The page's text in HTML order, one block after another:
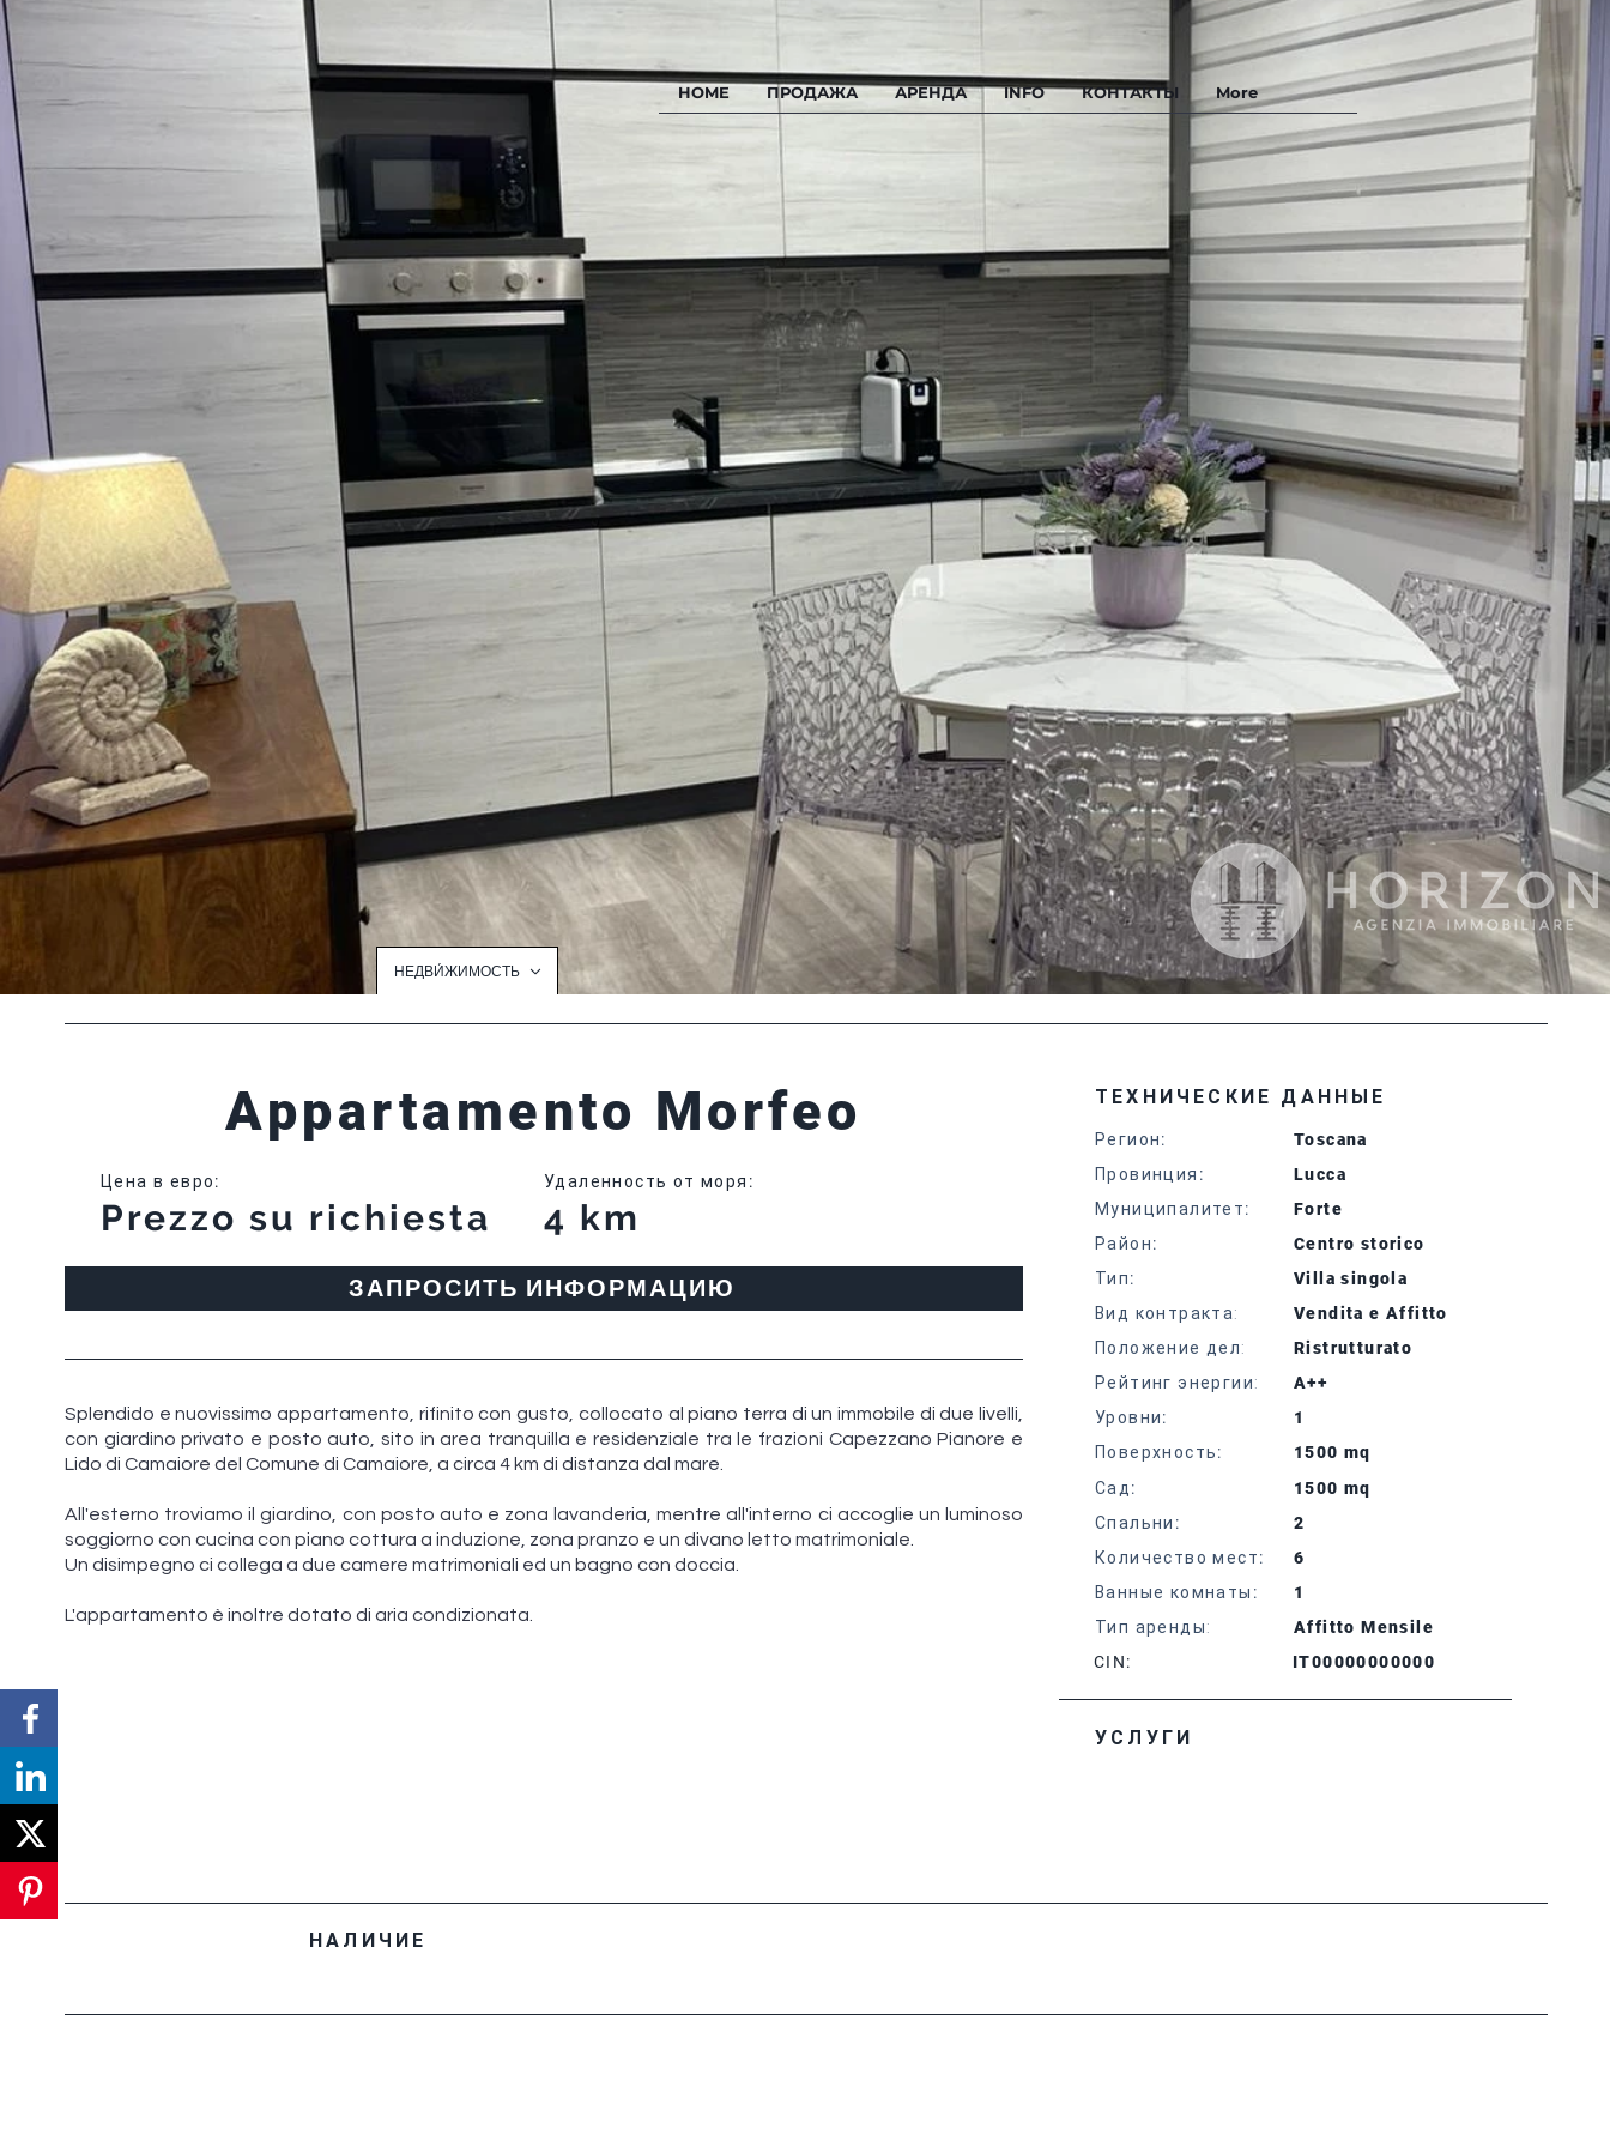
HOME ПРОДАЖА АРЕНДА INFO КОНТАКТЫ More
НЕДВИ́ЖИМОСТЬ
Appartamento Morfeo
Цена в евро:
Prezzo su richiesta
Удаленность от моря :
4 km
ЗАПРОСИТЬ ИНФОРМАЦИЮ
Splendido e nuovissimo appartamento, rifinito con gusto, collocato al piano terra di un immobile di due livelli,
con giardino privato e posto auto, sito in area tranquilla e residenziale tra le frazioni Capezzano Pianore e
Lido di Camaiore del Comune di Camaiore, a circa 4 km di distanza dal mare.
All'esterno troviamo il giardino, con posto auto e zona lavanderia, mentre all'interno ci accoglie un luminoso
soggiorno con cucina con piano cottura a induzione, zona pranzo e un divano letto matrimoniale.
Un disimpegno ci collega a due camere matrimoniali ed un bagno con doccia.
L'appartamento è inoltre dotato di aria condizionata.
ТЕХНИЧЕСКИЕ ДАННЫЕ
Регион:
Toscana
Провинция :
Lucca
Муниципалитет:
Forte
Район:
Centro storico
Тип:
Villa singola
Вид контракта:
Vendita e Affitto
Положение дел:
Ristrutturato
Рейтинг энергии:
A++
Уровни:
1
Поверхность:
1500 mq
Сад:
1500 mq
Спальни :
2
Количество мест:
6
Ванные комнаты :
1
Тип аренды:
Affitto Mensile
CIN:
IT00000000000
УСЛУГИ
НАЛИЧИЕ